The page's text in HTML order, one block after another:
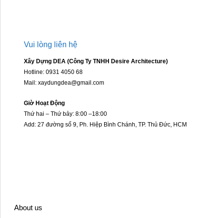
Vui lòng liên hệ
Xây Dựng DEA (Công Ty TNHH Desire Architecture)
Hotline: 0931 4050 68
Mail: xaydungdea@gmail.com
Giờ Hoạt Động
Thứ hai – Thứ bảy: 8:00 –18:00
Add: 27 đường số 9, Ph. Hiệp Bình Chánh, TP. Thủ Đức, HCM
About us